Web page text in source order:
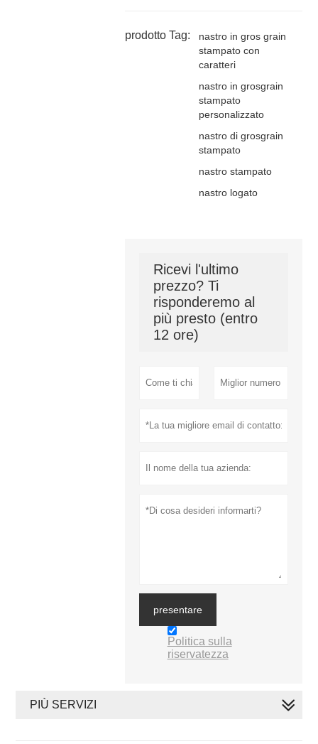
prodotto Tag:
nastro in gros grain
stampato con
caratteri
nastro in grosgrain
stampato
personalizzato
nastro di grosgrain
stampato
nastro stampato
nastro logato
Ricevi l'ultimo
prezzo? Ti
risponderemo al
più presto (entro
12 ore)
presentare
Politica sulla
riservatezza
PIÙ SERVIZI